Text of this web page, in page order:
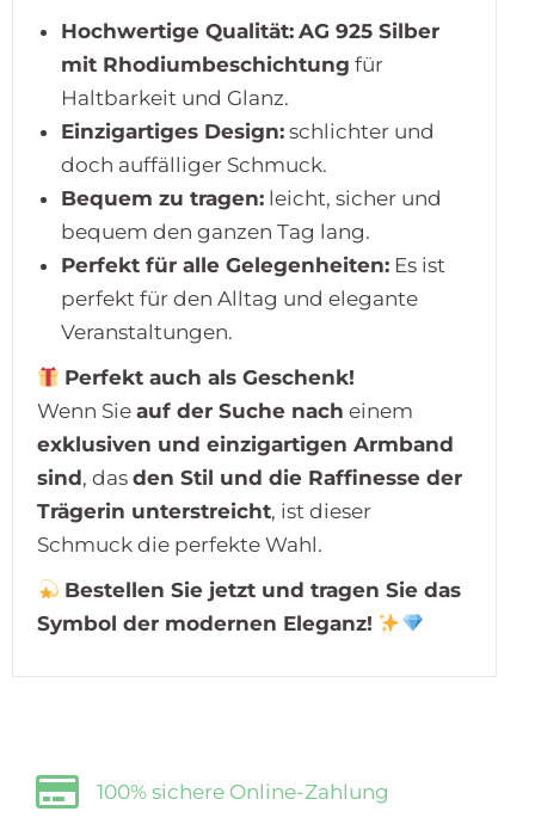
Hochwertige Qualität: AG 925 Silber
mit Rhodiumbeschichtung für
Haltbarkeit und Glanz.
Einzigartiges Design: schlichter und
doch auffälliger Schmuck.
Bequem zu tragen: leicht, sicher und
bequem den ganzen Tag lang.
Perfekt für alle Gelegenheiten: Es ist
perfekt für den Alltag und elegante
Veranstaltungen.
Perfekt auch als Geschenk!
Wenn Sie auf der Suche nach einem
exklusiven und einzigartigen Armband
sind, das den Stil und die Raffinesse der
Trägerin unterstreicht, ist dieser
Schmuck die perfekte Wahl.
Bestellen Sie jetzt und tragen Sie das
Symbol der modernen Eleganz!
100% sichere Online-Zahlung